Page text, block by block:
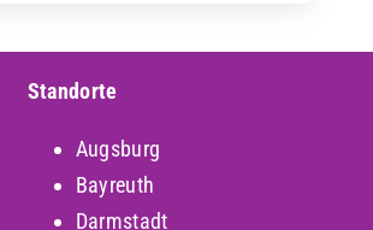
Standorte
Augsburg
Bayreuth
Darmstadt